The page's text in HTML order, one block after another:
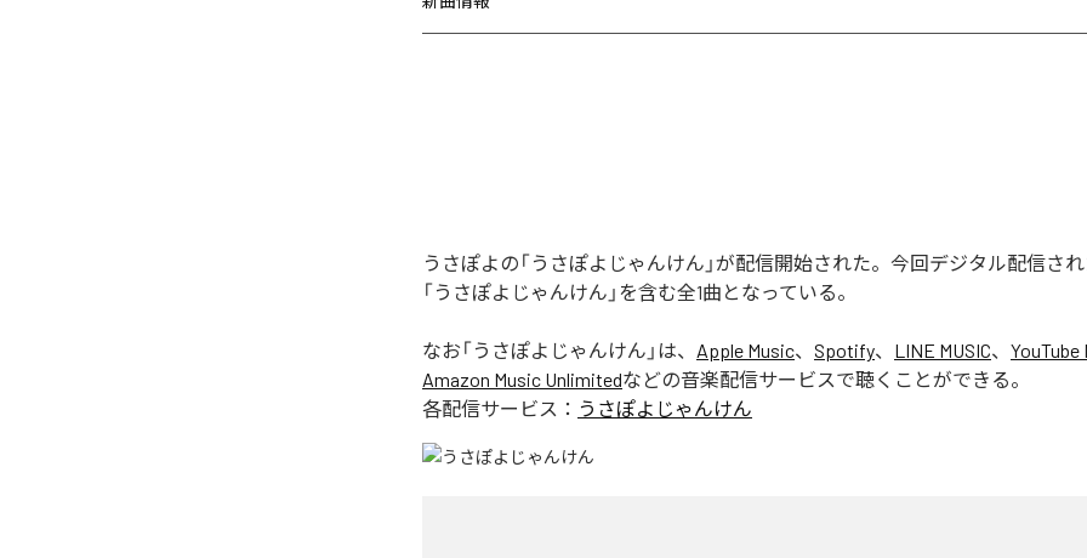
うさぽよの「うさぽよじゃんけん」が配信開始された。今回デジタル配信され
「うさぽよじゃんけん」を含む全1曲となっている。
なお「うさぽよじゃんけん 」は、 Apple Music、 Spotify、 LINE MUSIC、 YouTube
Amazon Music Unlimitedなどの音楽配信サービスで聴くことができる。
各配信サービス： うさぽよじゃんけん